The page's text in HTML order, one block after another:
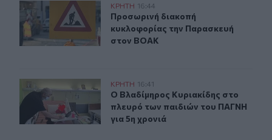
Προσωρινή διακοπή κυκλοφορίας την Παρασκευή
ΚΡΗΤΗ 16:44
Προσωρινή διακοπή
Προσωρινή διακοπή
κυκλοφορίας την Παρασκευή
στον ΒΟΑΚ
Ο Βλαδίμηρος Κυριακίδης στο πλευρό των παιδιών
ΚΡΗΤΗ 16:41
Ο Βλαδίμηρος Κυριακίδης στο
Ο Βλαδίμηρος Κυριακίδης στο
πλευρό των παιδιών του ΠΑΓΝΗ
για 5η χρονιά